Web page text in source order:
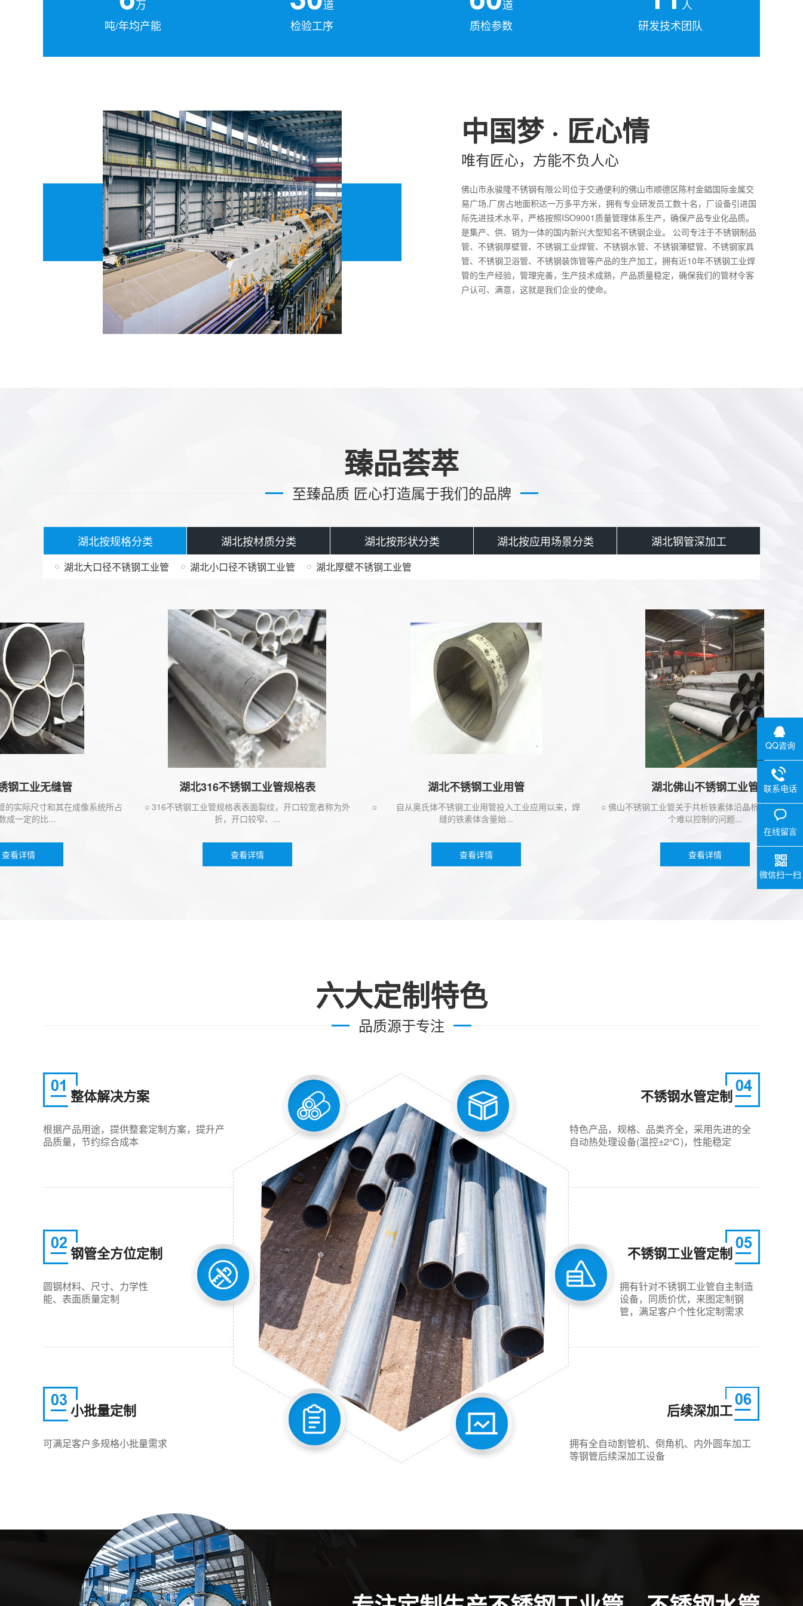
万
吨/年均产能
道
检验工序
道
质检参数
人
研发技术团队
中国梦 · 匠心情
唯有匠心，方能不负人心
佛山市永骏隆不锈钢有限公司位于交通便利的佛山市顺德区陈村金錩国际金属交
易广场,厂房占地面积达一万多平方米，拥有专业研发员工数十名，厂设备引进国
际先进技术水平，严格按照ISO9001质量管理体系生产，确保产品专业化品质。
是集产、供、销为一体的国内新兴大型知名不锈钢企业。 公司专注于不锈钢制品
管、不锈钢厚壁管、不锈钢工业焊管、不锈钢水管、不锈钢薄壁管、不锈钢家具
管、不锈钢卫浴管、不锈钢装饰管等产品的生产加工，拥有近10年不锈钢工业焊
管的生产经验，管理完善，生产技术成熟，产品质量稳定，确保我们的管材令客
户认可、满意，这就是我们企业的使命。
臻品荟萃
至臻品质 匠心打造属于我们的品牌
湖北按规格分类 湖北按材质分类 湖北按形状分类 湖北按应用场景分类 湖北钢管深加工
湖北大口径不锈钢工业管 湖北小口径不锈钢工业管 湖北厚壁不锈钢工业管
业无缝管
寸和其在成像系统所占
定的比...
情
湖北316不锈钢工业管规格表
○ 316不锈钢工业管规格表表面裂纹，开口较宽者称为外
折，开口较窄、...
查看详情
湖北不锈钢工业用管
○ 自从奥氏体不锈钢工业用管投入工业应用以来，焊
缝的铁素体含量始...
查看详情
湖北佛山不锈钢工业管
○ 佛山不锈钢工业管关于共析铁素体沿晶析出问题，是一
个难以控制的问题...
查看详情
六大定制特色
品质源于专注
整体解决方案
根据产品用途，提供整套定制方案，提升产
品质量，节约综合成本
钢管全方位定制
圆钢材料、尺寸、力学性
能、表面质量定制
小批量定制
可满足客户多规格小批量需求
不锈钢水管定制
特色产品，规格、品类齐全，采用先进的全
自动热处理设备(温控±2℃)，性能稳定
不锈钢工业管定制
拥有针对不锈钢工业管自主制造
设备，同质价优，来图定制钢
管，满足客户个性化定制需求
后续深加工
拥有全自动割管机、倒角机、内外圆车加工
等钢管后续深加工设备
QQ咨询
联系电话
0757-
在线留言
微信扫一扫